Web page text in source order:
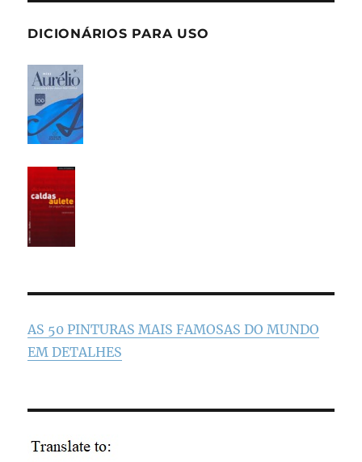
DICIONÁRIOS PARA USO
AS 50 PINTURAS MAIS FAMOSAS DO MUNDO
EM DETALHES